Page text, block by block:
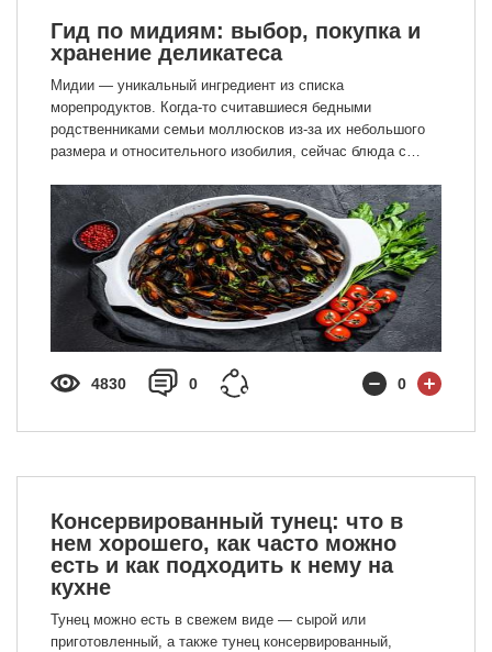
Гид по мидиям: выбор, покупка и
хранение деликатеса
Мидии — уникальный ингредиент из списка
морепродуктов. Когда-то считавшиеся бедными
родственниками семьи моллюсков из-за их небольшого
размера и относительного изобилия, сейчас блюда с
цены они остаются на невысоком уровне моллюсков или
гребешков. Подробнее о мидиях в нашей статье.
4830 0 0
Консервированный тунец: что в
нем хорошего, как часто можно
есть и как подходить к нему на
кухне
Тунец можно есть в свежем виде — сырой или
приготовленный, а также тунец консервированный,